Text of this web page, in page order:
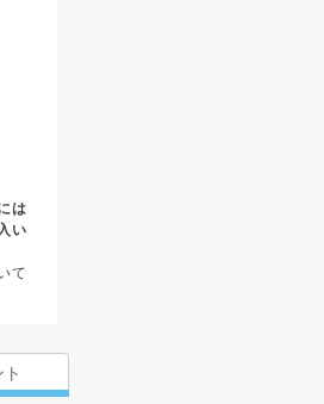
は
い
て